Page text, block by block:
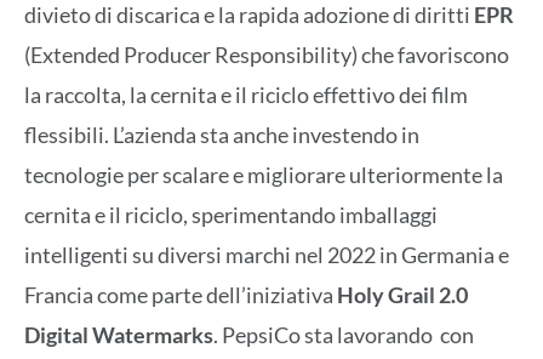
divieto di discarica e la rapida adozione di diritti EPR
(Extended Producer Responsibility) che favoriscono
la raccolta, la cernita e il riciclo effettivo dei film
flessibili. L’azienda sta anche investendo in
tecnologie per scalare e migliorare ulteriormente la
cernita e il riciclo, sperimentando imballaggi
intelligenti su diversi marchi nel 2022 in Germania e
Francia come parte dell’iniziativa Holy Grail 2.0
Digital Watermarks. PepsiCo sta lavorando con